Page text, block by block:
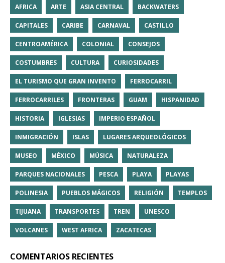
AFRICA ARTE ASIA CENTRAL BACKWATERS
CAPITALES CARIBE CARNAVAL CASTILLO
CENTROAMÉRICA COLONIAL CONSEJOS
COSTUMBRES CULTURA CURIOSIDADES
EL TURISMO QUE GRAN INVENTO FERROCARRIL
FERROCARRILES FRONTERAS GUAM HISPANIDAD
HISTORIA IGLESIAS IMPERIO ESPAÑOL
INMIGRACIÓN ISLAS LUGARES ARQUEOLÓGICOS
MUSEO MÉXICO MÚSICA NATURALEZA
PARQUES NACIONALES PESCA PLAYA PLAYAS
POLINESIA PUEBLOS MÁGICOS RELIGIÓN TEMPLOS
TIJUANA TRANSPORTES TREN UNESCO
VOLCANES WEST AFRICA ZACATECAS
COMENTARIOS RECIENTES